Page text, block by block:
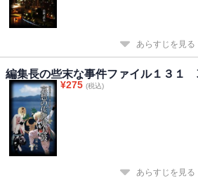
あらすじを見る
編集長の些末な事件ファイル１３１
¥275 (税込)
あらすじを見る